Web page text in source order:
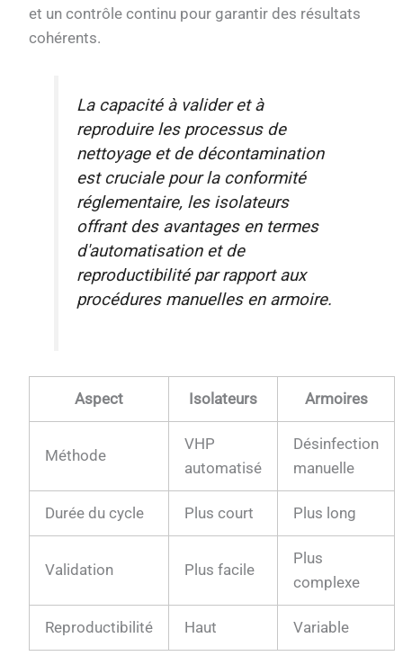
et un contrôle continu pour garantir des résultats
cohérents.
La capacité à valider et à
reproduire les processus de
nettoyage et de décontamination
est cruciale pour la conformité
réglementaire, les isolateurs
offrant des avantages en termes
d'automatisation et de
reproductibilité par rapport aux
procédures manuelles en armoire.
Aspect Isolateurs Armoires
Méthode
VHP
automatisé
Désinfection
manuelle
Durée du cycle Plus court Plus long
Validation Plus facile
Plus
complexe
Reproductibilité Haut Variable